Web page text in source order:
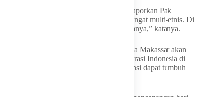
“Dan khususnya di daerah BTP ini, kami laporkan Pak
Menteri, bahwa di sini pemukiman yang sangat multi-etnis. Di
sini ada gerejanya, ada masjidnya, ada puranya,” katanya.
Sebagai bentuk komitmen, Pemerintah Kota Makassar akan
menginisiasi pembangunan Gerbang Moderasi Indonesia di
sejumlah titik lainnya agar semangat toleransi dapat tumbuh